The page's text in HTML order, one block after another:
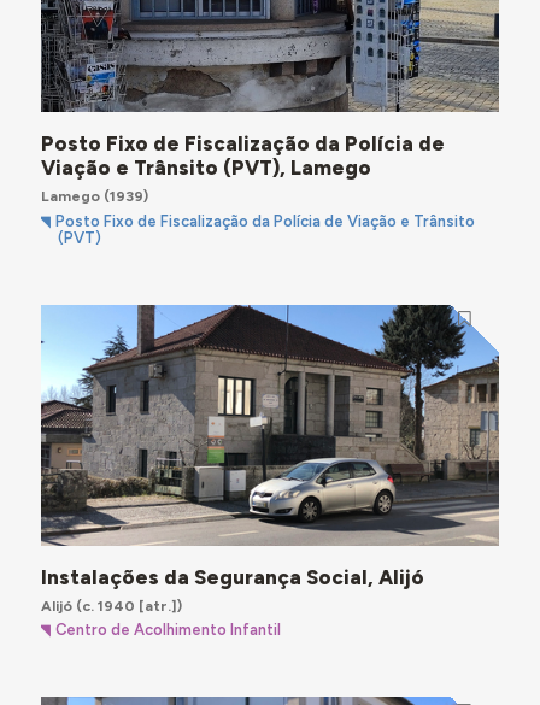
Posto Fixo de Fiscalização da Polícia de
Viação e Trânsito (PVT), Lamego
Lamego(1939)
Posto Fixo de Fiscalização da Polícia de Viação e Trânsito
(PVT)
Instalações da Segurança Social, Alijó
Alijó(c. 1940 [atr.])
Centro de Acolhimento Infantil